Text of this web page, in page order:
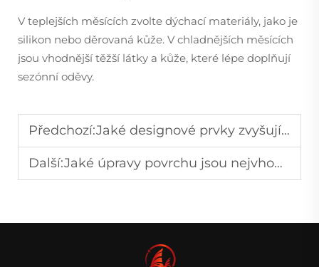
V teplejších měsících zvolte dýchací materiály, jako je
silikon nebo děrovaná kůže. V chladnějších měsících
jsou vhodnější těžší látky a kůže, které lépe doplňují
sezónní oděvy.
Předchozí:Jaké designové prvky zvyšují atraktivitu ciferníku hodinek?
Další:Jaké úpravy povrchu jsou nejvhodnější pro lunetu luxusních hodinek?